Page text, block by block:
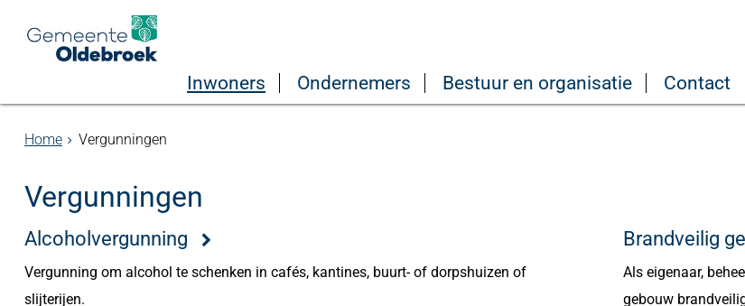
Inwoners Ondernemers Bestuur en organisatie Contact
Home Vergunningen
Vergunningen
Alcoholvergunning
Vergunning om alcohol te schenken in cafés, kantines, buurt- of dorpshuizen of
slijterijen.
Brandveilig
Als eigenaar,
gebouw